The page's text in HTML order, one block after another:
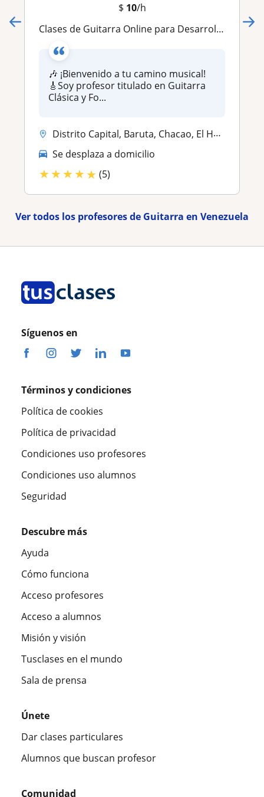
$ 10/h
Clases de Guitarra Online para Desarrollar tu Talento: Más de 15 años de experiencia en Conservatorio de Música
🎶 ¡Bienvenido a tu camino musical!
🎸Soy profesor titulado en Guitarra
Clásica y Fo...
Distrito Capital, Baruta, Chacao, El Hatillo
Se desplaza a domicilio
★★★★★ (5)
Ver todos los profesores de Guitarra en Venezuela
Síguenos en
Términos y condiciones
Política de cookies
Política de privacidad
Condiciones uso profesores
Condiciones uso alumnos
Seguridad
Descubre más
Ayuda
Cómo funciona
Acceso profesores
Acceso a alumnos
Misión y visión
Tusclases en el mundo
Sala de prensa
Únete
Dar clases particulares
Alumnos que buscan profesor
Comunidad